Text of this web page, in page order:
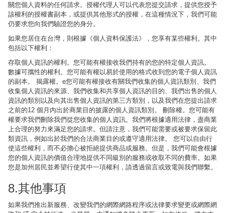
關您個人資料的任何請求。授權代理人可以代表您提交請求，提供您授予
該權利的授權書副本，或提供其他形式的授權，在這種情況下，我們可能
仍要求您向我們驗證您的身分。
如果您居住在台灣，則根據《個人資料保護法》，您享有某些權利。其中
包括以下權利：
存取個人資訊的權利。您可能有權接收我們持有的您的特定個人資訊。
數據可攜性的權利。您可能有權以易於使用的格式收到您的電子個人資訊
的副本。 揭露權。e您可能有權接收有關我們收集的個人資訊類別、我們
收集個人資訊的來源、我們收集和共享個人資訊的目的、我們出售的個人
資訊的類別以及向其出售個人資訊的第三方類別，以及我們在您提出請求
之前的12 個月內出於商業目的披露的個人資訊類別。 刪除權。您可能有
權要求我們刪除我們從您收集的個人資訊。我們將根據適用法律，盡商業
上合理的努力來滿足您的請求。但請注意，我們可能需要或被要求保留此
類資訊，例如出於我們的合法商業目的或遵守適用法律。 您可以自由行
使這些權利，而不必擔心被拒絕提供商品或服務。但是，我們可能會根據
您的個人資訊的價值合理地提供不同級別的服務或收取不同的費率。如果
您是加州居民並希望行使其中一項權利，請透過留言或致電與我們聯繫。
8.其他事項
如果我們推出新服務、改變我們的網際網路程序或法律要求變更或網際網